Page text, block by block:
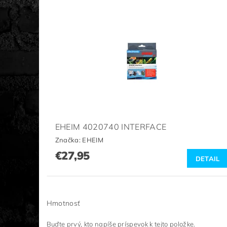
EHEIM 4020740 INTERFACE
Značka: EHEIM
€27,95 DETAIL
Hmotnosť
Buďte prvý, kto napíše príspevok k tejto položke.